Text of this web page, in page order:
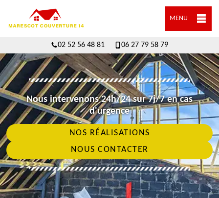
MENU
02 52 56 48 81 06 27 79 58 79
Nous intervenons 24h/24 sur 7j/7 en cas
d'urgence
NOS RÉALISATIONS
NOUS CONTACTER